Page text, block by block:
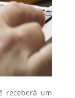
receberá um